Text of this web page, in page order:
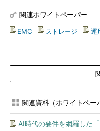
関連ホワイトペーパー
EMC ストレージ 運
関連資料（ホワイトペー
AI時代の要件を網羅した